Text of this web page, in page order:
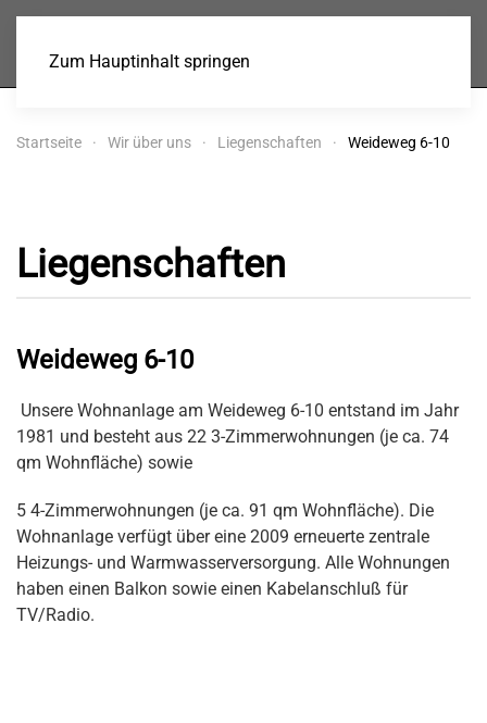
Zum Hauptinhalt springen
Stein eG
Startseite Wir über uns Liegenschaften Weideweg 6-10
Liegenschaften
Weideweg 6-10
Unsere Wohnanlage am Weideweg 6-10 entstand im Jahr
1981 und besteht aus 22 3-Zimmerwohnungen (je ca. 74
qm Wohnfläche) sowie
5 4-Zimmerwohnungen (je ca. 91 qm Wohnfläche). Die
Wohnanlage verfügt über eine 2009 erneuerte zentrale
Heizungs- und Warmwasserversorgung. Alle Wohnungen
haben einen Balkon sowie einen Kabelanschluß für
TV/Radio.